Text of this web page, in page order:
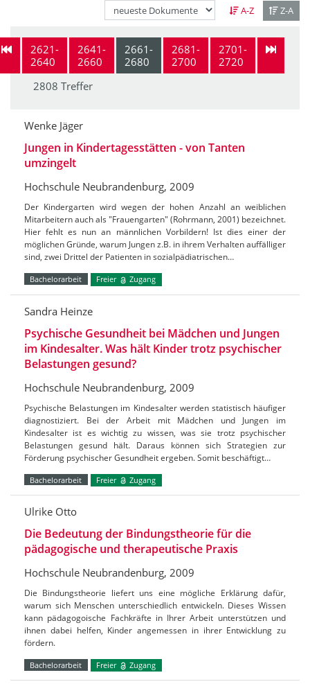
A-Z Z-A
2621-
2640
2641-
2660
2661-
2680
2681-
2700
2701-
2720
2808 Treffer
Wenke Jäger
Jungen in Kindertagesstätten - von Tanten
umzingelt
Hochschule Neubrandenburg, 2009
Der Kindergarten wird wegen der hohen Anzahl an weiblichen
Mitarbeitern auch als "Frauengarten" (Rohrmann, 2001) bezeichnet.
Hier fehlt es nun an männlichen Vorbildern! Ist dies einer der
möglichen Gründe, warum Jungen z.B. in ihrem Verhalten auffälliger
sind, zwei Drittel der Patienten in sozialpädiatrischen…
Bachelorarbeit Freier Zugang
Sandra Heinze
Psychische Gesundheit bei Mädchen und Jungen
im Kindesalter. Was hält Kinder trotz psychischer
Belastungen gesund?
Hochschule Neubrandenburg, 2009
Psychische Belastungen im Kindesalter werden statistisch häufiger
diagnostiziert. Bei der Arbeit mit Mädchen und Jungen im
Kindesalter ist es wichtig zu wissen, was sie trotz psychischer
Belastungen gesund hält. Daraus können sich Strategien zur
Förderung psychischer Gesundheit ergeben. Somit beschäftigt…
Bachelorarbeit Freier Zugang
Ulrike Otto
Die Bedeutung der Bindungstheorie für die
pädagogische und therapeutische Praxis
Hochschule Neubrandenburg, 2009
Die Bindungstheorie liefert uns eine mögliche Erklärung dafür,
warum sich Menschen unterschiedlich entwickeln. Dieses Wissen
kann pädagogoische Fachkräfte in Ihrer Arbeit unterstützen und
ihnen dabei helfen, Kinder angemessen in ihrer Entwicklung zu
fördern.
Bachelorarbeit Freier Zugang